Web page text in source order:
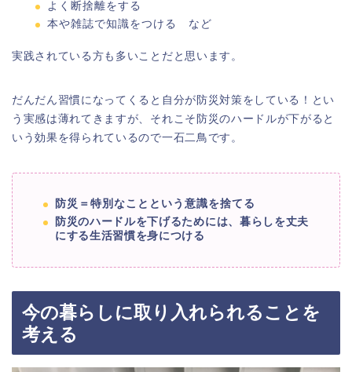
よく断捨離をする
本や雑誌で知識をつける など
実践されている方も多いことだと思います。
だんだん習慣になってくると自分が防災対策をしている！とい
う実感は薄れてきますが、それこそ防災のハードルが下がると
いう効果を得られているので一石二鳥です。
防災＝特別なことという意識を捨てる
防災のハードルを下げるためには、暮らしを丈夫
にする生活習慣を身につける
今の暮らしに取り入れられることを
考える